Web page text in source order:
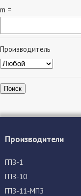
m =
Производитель
Поиск
Производители
ГПЗ-1
ГПЗ-10
ГПЗ-11-МПЗ